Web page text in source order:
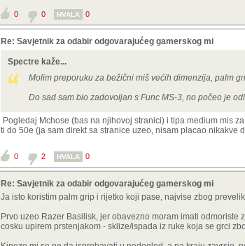
0 0 HVALA 0
Re: Savjetnik za odabir odgovarajućeg gamerskog mi
Spectre kaže...
Molim preporuku za bežični miš većih dimenzija, palm
Do sad sam bio zadovoljan s Func MS-3, no počeo je
Pogledaj Mchose (bas na njihovoj stranici) i tipa medium mis
ti do 50e (ja sam direkt sa stranice uzeo, nisam placao nikakve
0 2 HVALA 0
Re: Savjetnik za odabir odgovarajućeg gamerskog mi
Ja isto koristim palm grip i rijetko koji pase, najvise zbog
Prvo uzeo Razer Basilisk, jer obavezno moram imati
cosku upirem prstenjakom - sklize/ispada iz ruke koja se grci